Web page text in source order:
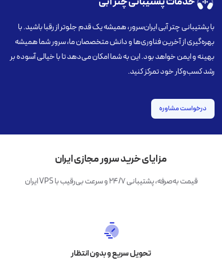
با پشتیبانی چتر آبی ایران‌سرور، همیشه یک قدم جلوتر از رقبا باشید. با
بهره‌گیری از آخرین فناوری‌ها و دانش متخصصان ما، سرور شما همیشه
بهینه و ایمن خواهد بود. این به شما امکان می‌دهد تا با خیالی آسوده بر
رشد کسب‌وکار خود تمرکز کنید.
درخواست مشاوره
مزایای خرید سرور مجازی ایران
قیمت به‌صرفه، پشتیبانی ۲۴/۷ و سرعت بی‌رقیب با VPS ایران
تحویل سریع و بدون انتظار